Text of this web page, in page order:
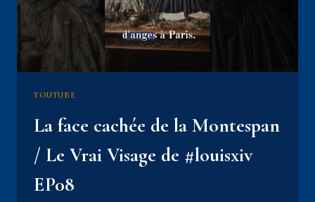
YOUTUBE
La face cachée de la Montespan
/ Le Vrai Visage de #louisxiv
EP08